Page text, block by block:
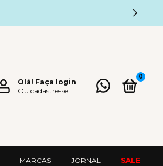
Olá! Faça login
Ou cadastre-se
0
MARCAS JORNAL SALE